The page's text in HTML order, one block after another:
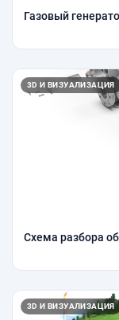
Газовый
3D И ВИЗУАЛИЗАЦИЯ
Схема разбора
3D И ВИЗУАЛИЗАЦИЯ